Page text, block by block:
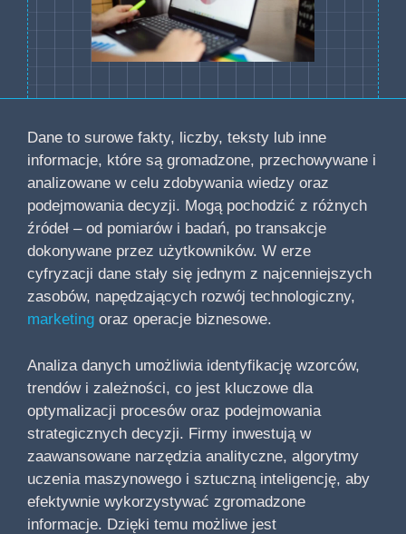
Dane to surowe fakty, liczby, teksty lub inne
informacje, które są gromadzone, przechowywane i
analizowane w celu zdobywania wiedzy oraz
podejmowania decyzji. Mogą pochodzić z różnych
źródeł – od pomiarów i badań, po transakcje
dokonywane przez użytkowników. W erze
cyfryzacji dane stały się jednym z najcenniejszych
zasobów, napędzających rozwój technologiczny,
marketing oraz operacje biznesowe.
Analiza danych umożliwia identyfikację wzorców,
trendów i zależności, co jest kluczowe dla
optymalizacji procesów oraz podejmowania
strategicznych decyzji. Firmy inwestują w
zaawansowane narzędzia analityczne, algorytmy
uczenia maszynowego i sztuczną inteligencję, aby
efektywnie wykorzystywać zgromadzone
informacje. Dzięki temu możliwe jest